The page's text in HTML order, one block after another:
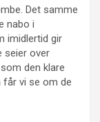
Det samme
nabo i
imidlertid gir
seier over
den klare
får vi se om de